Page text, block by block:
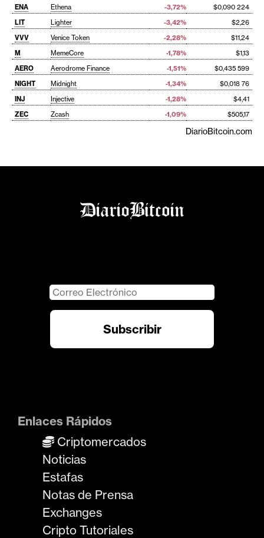
ENA Ethena -3,72%
$0,090 224
LIT
Lighter -3,42%
$2,26
VVV
Venice Token -2,28%
$11,24
M
MemeCore -1,78%
$1,13
AERO
Aerodrome Finance -1,51%
$0,435 599
NIGHT
Midnight -1,34%
$0,018 76
INJ
Injective -1,28%
$4,41
ZEC
Zcash -1,09% $505,17
DiarioBitcoin.com
Enlaces Rápidos
Criptomercados
Noticias
Estafas
Notas de Prensa
Exchanges
Cripto Tutoriales